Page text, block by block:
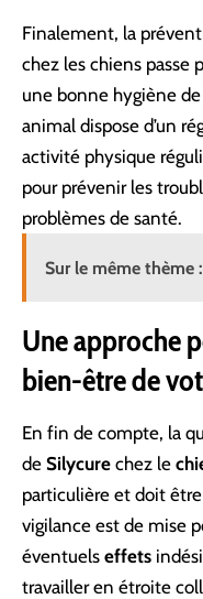
Finalement, la
chez les chiens
une bonne hygiène
animal dispose d’un
activité physique
pour prévenir les
problèmes de santé.
Sur le même thème :
Une approche
bien-être de
En fin de compte, la
de Silycure chez le
particulière et doit être
vigilance est de mise
éventuels effets
travailler en étroite